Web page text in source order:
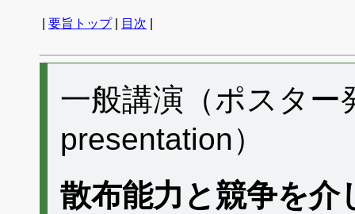
要旨トップ| 目次
一般講演（ポスタ
presentation）
散布能力と競争を介